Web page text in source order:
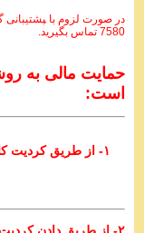
در صورت لزوم با ‍پشتیبانی
7580 تماس بگیرید.
حمایت مالی به
است: